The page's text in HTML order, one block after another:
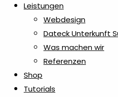
Leistungen
Webdesign
Dateck Unterkunft
Was machen wir
Referenzen
Shop
Tutorials